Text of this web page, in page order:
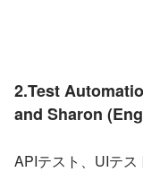
2.Test
and Sharon
APIテスト、UIテ